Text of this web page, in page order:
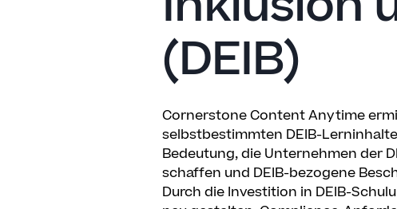
(DEIB)
Cornerstone Content Anytime
selbstbestimmten DEIB-
Bedeutung, die Unternehmen der
schaffen und DEIB-bezogene
Durch die Investition in DEIB-